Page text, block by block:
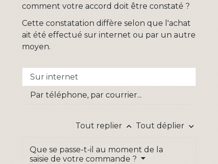
comment votre accord doit être constaté ?
Cette constatation diffère selon que l'achat
ait été effectué sur internet ou par un autre
moyen.
Sur internet
Par téléphone, par courrier...
Tout replier keyboard_arrow_up Tout déplier keyboard_arrow_down
Que se passe-t-il au moment de la
saisie de votre commande ?